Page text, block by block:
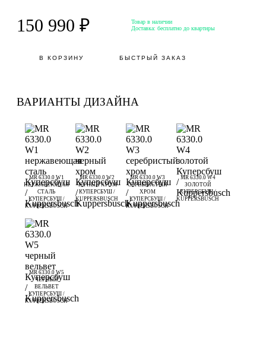
ВАРИАНТЫ ДИЗАЙНА
MR 6330.0 W1
НЕРЖАВЕЮЩАЯ
СТАЛЬ
КУПЕРСБУШ /
KUPPERSBUSCH
MR 6330.0 W2
ЧЕРНЫЙ ХРОМ
КУПЕРСБУШ /
KUPPERSBUSCH
MR 6330.0 W3
СЕРЕБРИСТЫЙ
ХРОМ
КУПЕРСБУШ /
KUPPERSBUSCH
MR 6330.0 W4
ЗОЛОТОЙ
КУПЕРСБУШ /
KUPPERSBUSCH
MR 6330.0 W5
ЧЕРНЫЙ
ВЕЛЬВЕТ
КУПЕРСБУШ /
KUPPERSBUSCH
150 990 ₽
Товар в наличии
Доставка: бесплатно до квартиры
В КОРЗИНУ БЫСТРЫЙ ЗАКАЗ